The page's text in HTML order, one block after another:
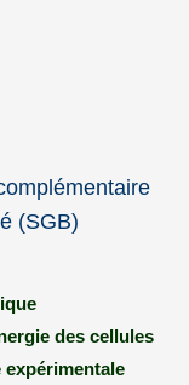
(SGB)
des cellules